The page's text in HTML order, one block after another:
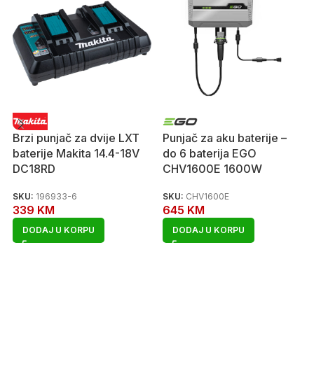
Brzi punjač za dvije LXT
baterije Makita 14.4-18V
DC18RD
SKU: 196933-6
339 KM
DODAJ U KORPU
Punjač za aku baterije –
do 6 baterija EGO
CHV1600E 1600W
SKU: CHV1600E
645 KM
DODAJ U KORPU